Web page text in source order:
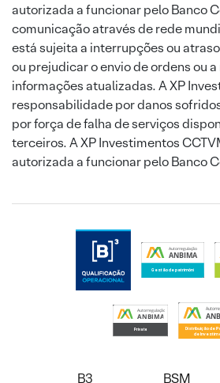
autorizada a funcionar pelo Banco
comunicação através de rede
está sujeita a interrupções ou
ou prejudicar o envio de ordens ou
informações atualizadas. A XP
responsabilidade por danos
por força de falha de serviços
terceiros. A XP Investimentos
autorizada a funcionar pelo Banco
B3 BSM